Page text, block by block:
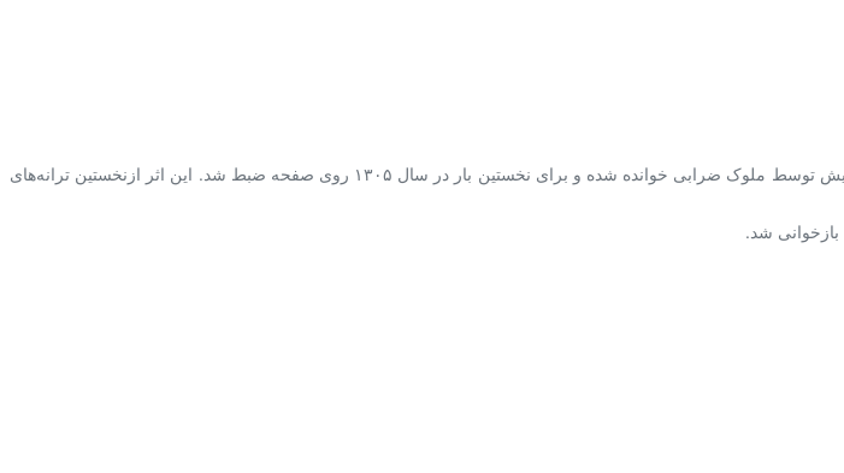
⁩ صحبت می کنیم. تصنیفی که حدود صدسال پیش توسط ملوک ضرابی خوانده شده و‌ برای نخستین بار در سال ۱۳۰۵ روی صفحه ضبط شد. این اثر ازنخستین ترانه‌های
بازخوانی شد.